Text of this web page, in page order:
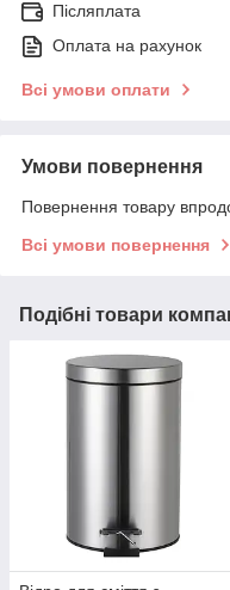
Післяплата
Оплата на рахунок
Всі умови оплати
Умови повернення
Повернення товару
Всі умови повернення
Подібні товари